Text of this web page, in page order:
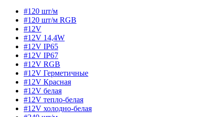
#120 шт/м
#120 шт/м RGB
#12V
#12V 14,4W
#12V IP65
#12V IP67
#12V RGB
#12V Герметичные
#12V Красная
#12V белая
#12V тепло-белая
#12V холодно-белая